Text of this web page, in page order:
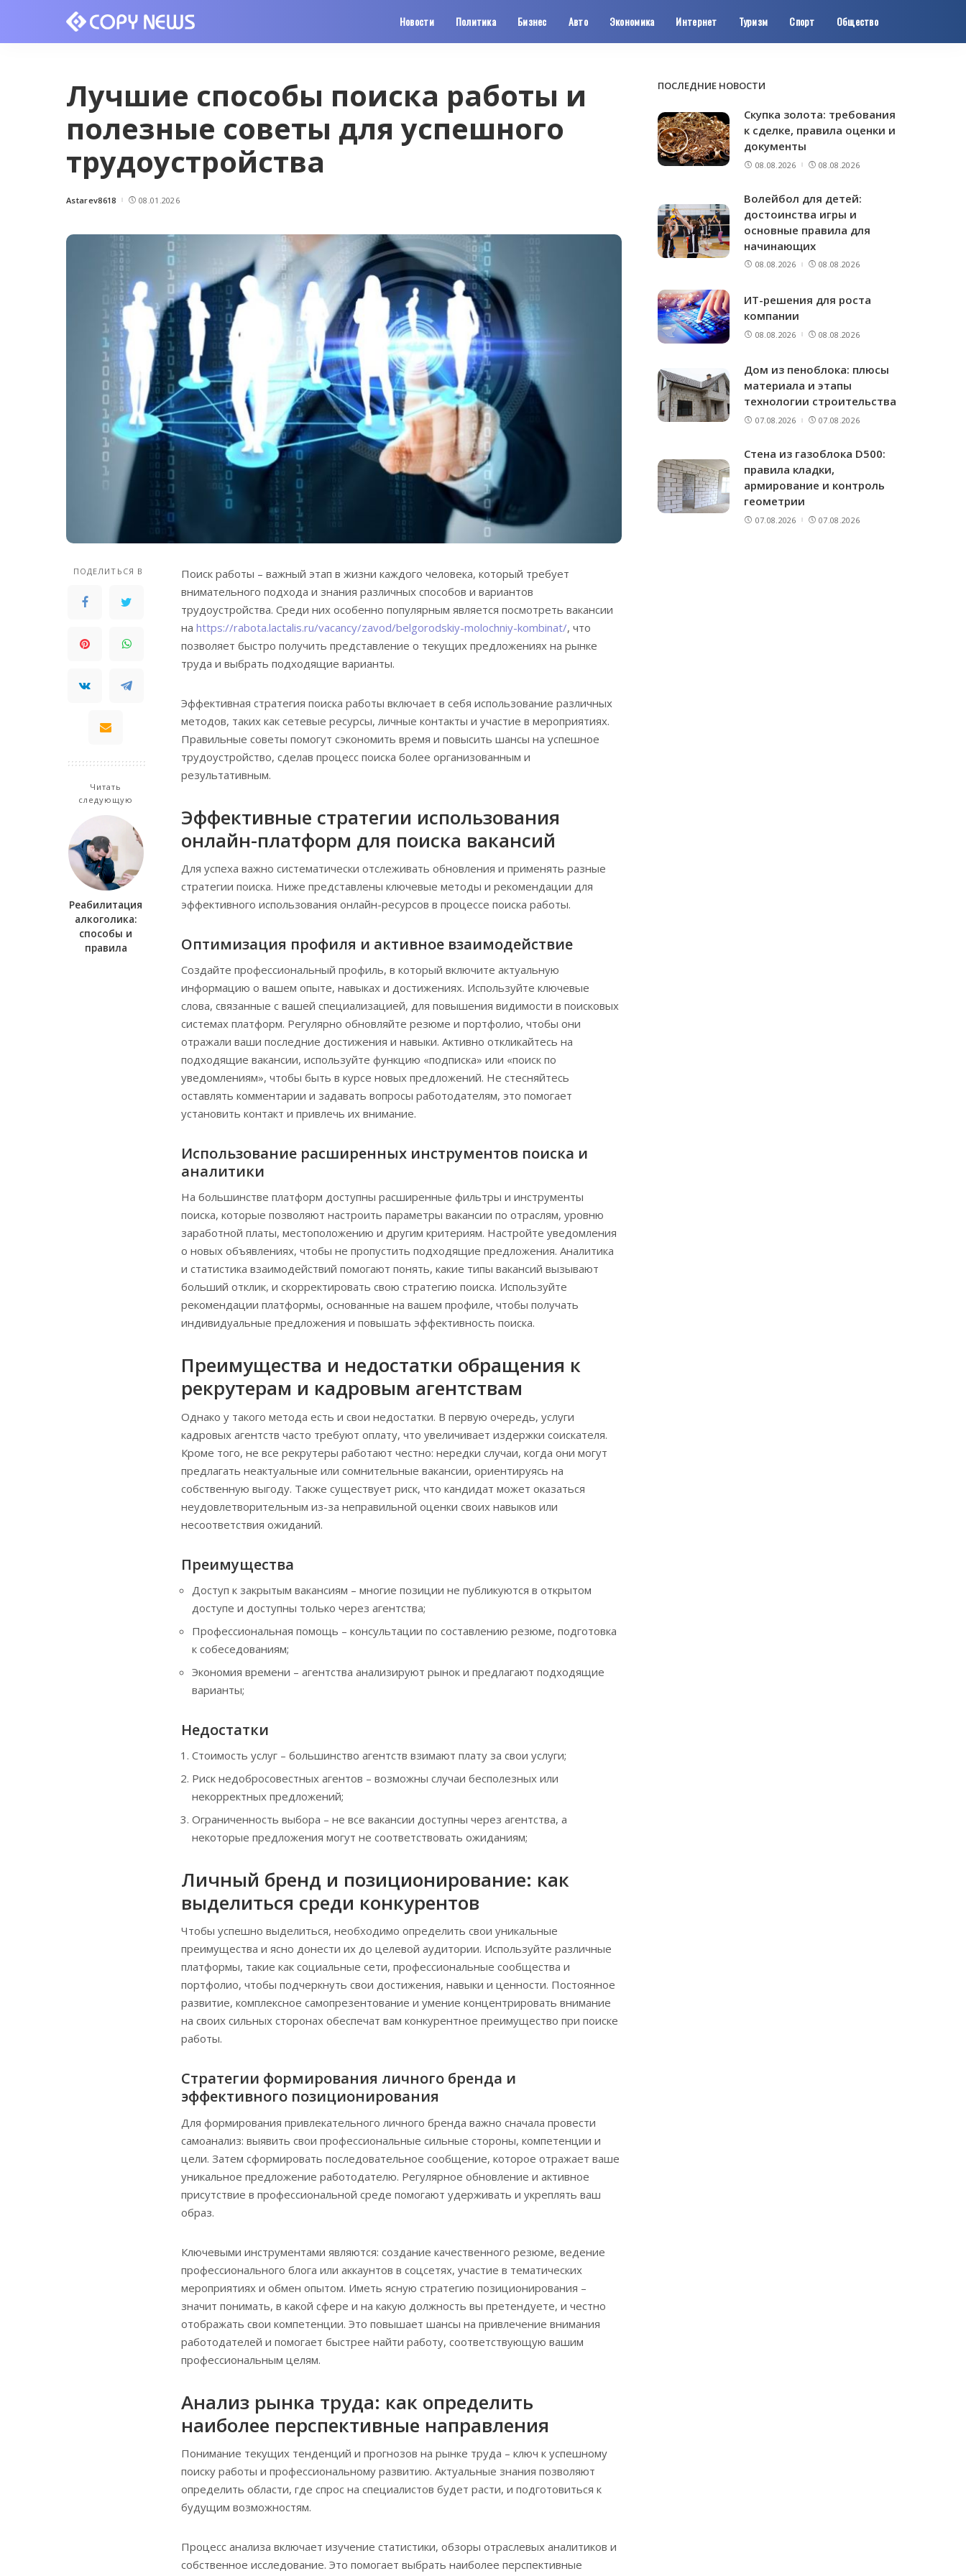
Новости Политика Бизнес Авто Экономика Интернет Туризм Спорт Общество
Лучшие способы поиска работы и
полезные советы для успешного
трудоустройства
Posted
Astarev8618 08.01.2026
ПОДЕЛИТЬСЯ В
Читать
следующую
Реабилитация
алкоголика:
способы и
правила
Поиск работы – важный этап в жизни каждого человека, который требует
внимательного подхода и знания различных способов и вариантов
трудоустройства. Среди них особенно популярным является посмотреть вакансии
на https://rabota.lactalis.ru/vacancy/zavod/belgorodskiy-molochniy-kombinat/, что
позволяет быстро получить представление о текущих предложениях на рынке
труда и выбрать подходящие варианты.
Эффективная стратегия поиска работы включает в себя использование различных
методов, таких как сетевые ресурсы, личные контакты и участие в мероприятиях.
Правильные советы помогут сэкономить время и повысить шансы на успешное
трудоустройство, сделав процесс поиска более организованным и
результативным.
Эффективные стратегии использования
онлайн-платформ для поиска вакансий
Для успеха важно систематически отслеживать обновления и применять разные
стратегии поиска. Ниже представлены ключевые методы и рекомендации для
эффективного использования онлайн-ресурсов в процессе поиска работы.
Оптимизация профиля и активное взаимодействие
Создайте профессиональный профиль, в который включите актуальную
информацию о вашем опыте, навыках и достижениях. Используйте ключевые
слова, связанные с вашей специализацией, для повышения видимости в поисковых
системах платформ. Регулярно обновляйте резюме и портфолио, чтобы они
отражали ваши последние достижения и навыки. Активно откликайтесь на
подходящие вакансии, используйте функцию «подписка» или «поиск по
уведомлениям», чтобы быть в курсе новых предложений. Не стесняйтесь
оставлять комментарии и задавать вопросы работодателям, это помогает
установить контакт и привлечь их внимание.
Использование расширенных инструментов поиска и
аналитики
На большинстве платформ доступны расширенные фильтры и инструменты
поиска, которые позволяют настроить параметры вакансии по отраслям, уровню
заработной платы, местоположению и другим критериям. Настройте уведомления
о новых объявлениях, чтобы не пропустить подходящие предложения. Аналитика
и статистика взаимодействий помогают понять, какие типы вакансий вызывают
больший отклик, и скорректировать свою стратегию поиска. Используйте
рекомендации платформы, основанные на вашем профиле, чтобы получать
индивидуальные предложения и повышать эффективность поиска.
Преимущества и недостатки обращения к
рекрутерам и кадровым агентствам
Однако у такого метода есть и свои недостатки. В первую очередь, услуги
кадровых агентств часто требуют оплату, что увеличивает издержки соискателя.
Кроме того, не все рекрутеры работают честно: нередки случаи, когда они могут
предлагать неактуальные или сомнительные вакансии, ориентируясь на
собственную выгоду. Также существует риск, что кандидат может оказаться
неудовлетворительным из-за неправильной оценки своих навыков или
несоответствия ожиданий.
Преимущества
Доступ к закрытым вакансиям – многие позиции не публикуются в открытом
доступе и доступны только через агентства;
Профессиональная помощь – консультации по составлению резюме, подготовка
к собеседованиям;
Экономия времени – агентства анализируют рынок и предлагают подходящие
варианты;
Недостатки
Стоимость услуг – большинство агентств взимают плату за свои услуги;
Риск недобросовестных агентов – возможны случаи бесполезных или
некорректных предложений;
Ограниченность выбора – не все вакансии доступны через агентства, а
некоторые предложения могут не соответствовать ожиданиям;
Личный бренд и позиционирование: как
выделиться среди конкурентов
Чтобы успешно выделиться, необходимо определить свои уникальные
преимущества и ясно донести их до целевой аудитории. Используйте различные
платформы, такие как социальные сети, профессиональные сообщества и
портфолио, чтобы подчеркнуть свои достижения, навыки и ценности. Постоянное
развитие, комплексное самопрезентование и умение концентрировать внимание
на своих сильных сторонах обеспечат вам конкурентное преимущество при поиске
работы.
Стратегии формирования личного бренда и
эффективного позиционирования
Для формирования привлекательного личного бренда важно сначала провести
самоанализ: выявить свои профессиональные сильные стороны, компетенции и
цели. Затем сформировать последовательное сообщение, которое отражает ваше
уникальное предложение работодателю. Регулярное обновление и активное
присутствие в профессиональной среде помогают удерживать и укреплять ваш
образ.
Ключевыми инструментами являются: создание качественного резюме, ведение
профессионального блога или аккаунтов в соцсетях, участие в тематических
мероприятиях и обмен опытом. Иметь ясную стратегию позиционирования –
значит понимать, в какой сфере и на какую должность вы претендуете, и честно
отображать свои компетенции. Это повышает шансы на привлечение внимания
работодателей и помогает быстрее найти работу, соответствующую вашим
профессиональным целям.
Анализ рынка труда: как определить
наиболее перспективные направления
Понимание текущих тенденций и прогнозов на рынке труда – ключ к успешному
поиску работы и профессиональному развитию. Актуальные знания позволяют
определить области, где спрос на специалистов будет расти, и подготовиться к
будущим возможностям.
Процесс анализа включает изучение статистики, обзоры отраслевых аналитиков и
собственное исследование. Это помогает выбрать наиболее перспективные
ПОСЛЕДНИЕ НОВОСТИ
Скупка золота: требования
к сделке, правила оценки и
документы
08.08.2026 08.08.2026
Волейбол для детей:
достоинства игры и
основные правила для
начинающих
08.08.2026 08.08.2026
ИТ-решения для роста
компании
08.08.2026 08.08.2026
Дом из пеноблока: плюсы
материала и этапы
технологии строительства
07.08.2026 07.08.2026
Стена из газоблока D500:
правила кладки,
армирование и контроль
геометрии
07.08.2026 07.08.2026